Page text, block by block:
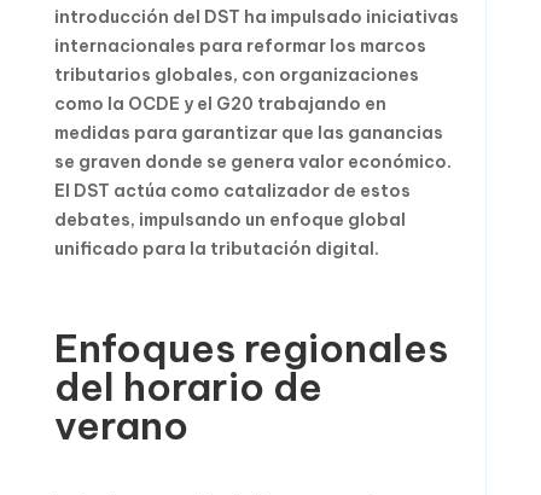
introducción del DST ha impulsado iniciativas
internacionales para reformar los marcos
tributarios globales, con organizaciones
como la OCDE y el G20 trabajando en
medidas para garantizar que las ganancias
se graven donde se genera valor económico.
El DST actúa como catalizador de estos
debates, impulsando un enfoque global
unificado para la tributación digital.
Enfoques regionales
del horario de
verano